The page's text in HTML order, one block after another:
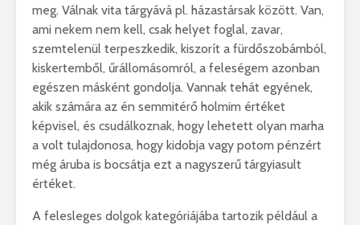
meg. Válnak vita tárgyává pl. házastársak között. Van,
ami nekem nem kell, csak helyet foglal, zavar,
szemtelenül terpeszkedik, kiszorít a fürdőszobámból,
kiskertemből, űrállomásomról, a feleségem azonban
egészen másként gondolja. Vannak tehát egyének,
akik számára az én semmitérő holmim értéket
képvisel, és csudálkoznak, hogy lehetett olyan marha
a volt tulajdonosa, hogy kidobja vagy potom pénzért
még áruba is bocsátja ezt a nagyszerű tárgyiasult
értéket.
A felesleges dolgok kategóriájába tartozik például a